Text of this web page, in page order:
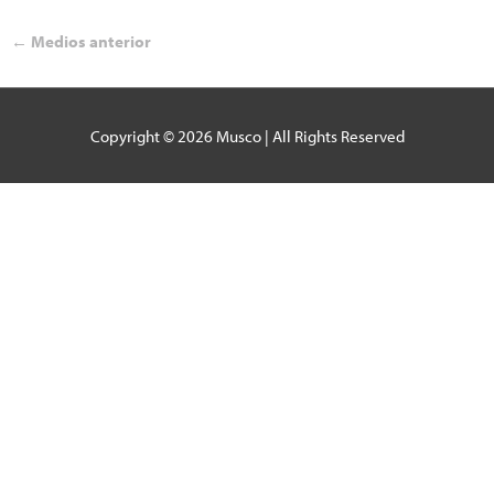
← Medios anterior
Copyright © 2026 Musco| All Rights Reserved